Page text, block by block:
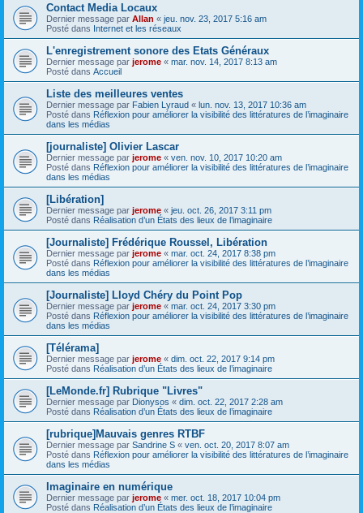
Contact Media Locaux
Dernier message par Allan « jeu. nov. 23, 2017 5:16 am
Posté dans Internet et les réseaux
L'enregistrement sonore des Etats Généraux
Dernier message par jerome « mar. nov. 14, 2017 8:13 am
Posté dans Accueil
Liste des meilleures ventes
Dernier message par Fabien Lyraud « lun. nov. 13, 2017 10:36 am
Posté dans Réflexion pour améliorer la visibilité des littératures de l’imaginaire
dans les médias
[journaliste] Olivier Lascar
Dernier message par jerome « ven. nov. 10, 2017 10:20 am
Posté dans Réflexion pour améliorer la visibilité des littératures de l’imaginaire
dans les médias
[Libération]
Dernier message par jerome « jeu. oct. 26, 2017 3:11 pm
Posté dans Réalisation d’un États des lieux de l’imaginaire
[Journaliste] Frédérique Roussel, Libération
Dernier message par jerome « mar. oct. 24, 2017 8:38 pm
Posté dans Réflexion pour améliorer la visibilité des littératures de l’imaginaire
dans les médias
[Journaliste] Lloyd Chéry du Point Pop
Dernier message par jerome « mar. oct. 24, 2017 3:30 pm
Posté dans Réflexion pour améliorer la visibilité des littératures de l’imaginaire
dans les médias
[Télérama]
Dernier message par jerome « dim. oct. 22, 2017 9:14 pm
Posté dans Réalisation d’un États des lieux de l’imaginaire
[LeMonde.fr] Rubrique "Livres"
Dernier message par Dionysos « dim. oct. 22, 2017 2:28 am
Posté dans Réalisation d’un États des lieux de l’imaginaire
[rubrique]Mauvais genres RTBF
Dernier message par Sandrine S « ven. oct. 20, 2017 8:07 am
Posté dans Réflexion pour améliorer la visibilité des littératures de l’imaginaire
dans les médias
Imaginaire en numérique
Dernier message par jerome « mer. oct. 18, 2017 10:04 pm
Posté dans Réalisation d’un États des lieux de l’imaginaire